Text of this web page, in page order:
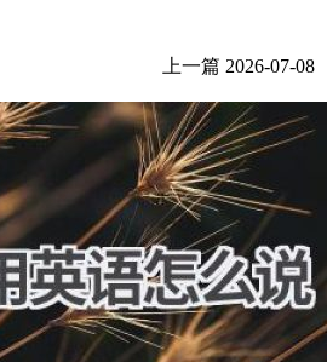
上一篇 2026-07-08